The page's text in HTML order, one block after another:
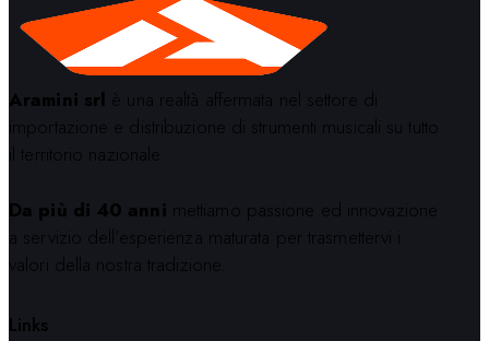
Aramini srl è una realtà affermata nel settore di
importazione e distribuzione di strumenti musicali su tutto
il territorio nazionale.
Da più di 40 anni mettiamo passione ed innovazione
a servizio dell’esperienza maturata per trasmettervi i
valori della nostra tradizione.
Links